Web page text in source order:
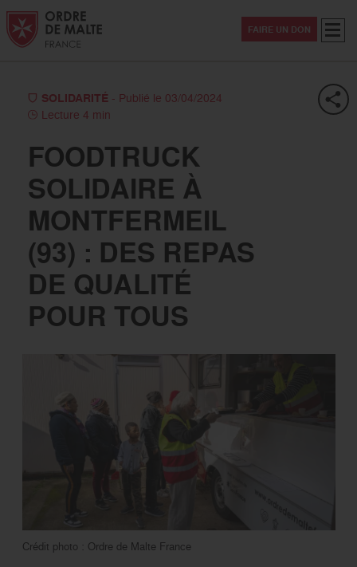
Aller au contenu
Aller à la recherche
Aller au menu
FAIRE UN DON
SOLIDARITÉ - Publié le 03/04/2024
Lecture 4 min
FOODTRUCK
SOLIDAIRE À
MONTFERMEIL
(93) : DES REPAS
DE QUALITÉ
POUR TOUS
Crédit photo : Ordre de Malte France